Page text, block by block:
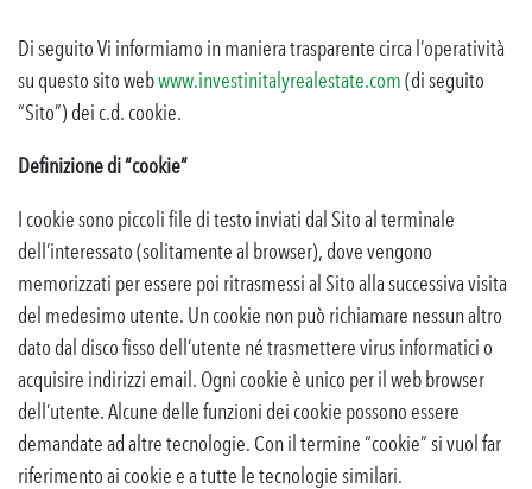
Di seguito Vi informiamo in maniera trasparente circa l’operatività
su questo sito webwww.investinitalyrealestate.com(di seguito
“Sito”) dei c.d. cookie.
Definizione di “cookie”
I cookie sono piccoli file di testo inviati dal Sito al terminale
dell’interessato (solitamente al browser), dove vengono
memorizzati per essere poi ritrasmessi al Sito alla successiva visita
del medesimo utente. Un cookie non può richiamare nessun altro
dato dal disco fisso dell’utente né trasmettere virus informatici o
acquisire indirizzi email. Ogni cookie è unico per il web browser
dell’utente. Alcune delle funzioni dei cookie possono essere
demandate ad altre tecnologie. Con il termine “cookie” si vuol far
riferimento ai cookie e a tutte le tecnologie similari.